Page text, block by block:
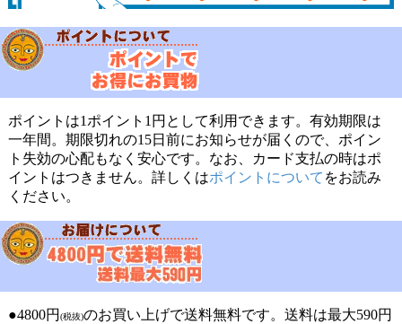
ポイントは1ポイント1円として利用できます。有効期限は
一年間。期限切れの15日前にお知らせが届くので、ポイン
ト失効の心配もなく安心です。なお、カード支払の時はポ
イントはつきません。詳しくはポイントについて をお読み
ください。
●4800円 (税抜)のお買い上げで送料無料です。送料は最大590円